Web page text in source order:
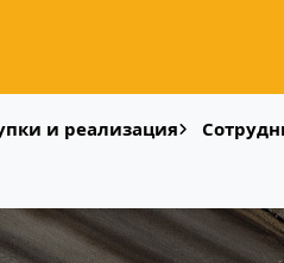
и реализация